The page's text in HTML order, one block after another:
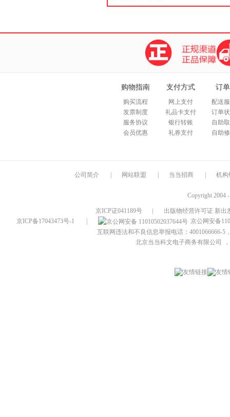
购物指南
购买流程
发票制度
服务协议
会员优惠
支付方式
网上支付
礼品卡支付
银行转账
礼券支付
订
配送
订单
自助
自助
公司简介 网站联盟 当当招商 机构
Copyright 2004
京ICP证041189号
出版物经营许可证 新出
京ICP备17043473号-1
京公网安备
互联网违法和不良信息举报电话：4001066666-5
北京当当科文电子商务有限公司